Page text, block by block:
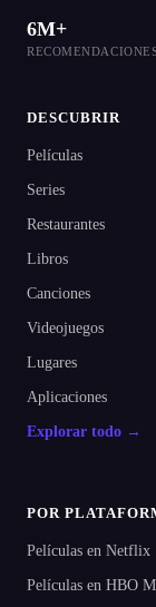
6M+
DESCUBRIR
Películas
Series
Restaurantes
Libros
Canciones
Videojuegos
Lugares
Aplicaciones
Explorar todo →
POR
Películas en Netflix
Películas en HBO